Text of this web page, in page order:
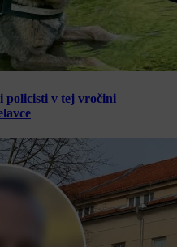
policisti v tej vročini